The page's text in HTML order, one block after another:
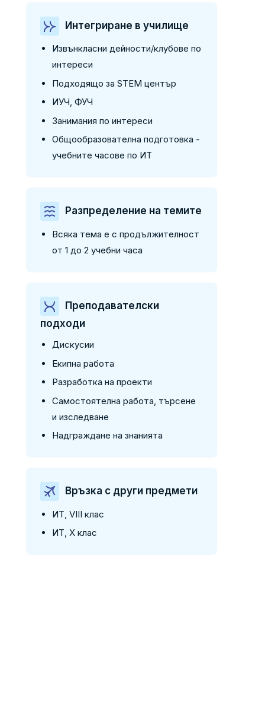
Интегриране в училище
Извънкласни дейности/клубове по
интереси
Подходящо за STEM център
ИУЧ, ФУЧ
Занимания по интереси
Общообразователна подготовка -
учебните часове по ИТ
Разпределение на темите
Всяка тема е с продължителност
от 1 до 2 учебни часа
Преподавателски
подходи
Дискусии
Екипна работа
Разработка на проекти
Самостоятелна работа, търсене
и изследване
Надграждане на знанията
Връзка с други предмети
ИТ, VIII клас
ИТ, X клас